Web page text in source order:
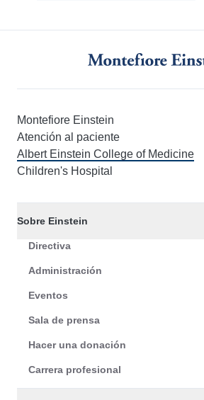
Montefiore Einstein
Atención al paciente
Albert Einstein College of Medicine
Children's Hospital
Sobre Einstein
Directiva
Administración
Eventos
Sala de prensa
Hacer una donación
Carrera profesional